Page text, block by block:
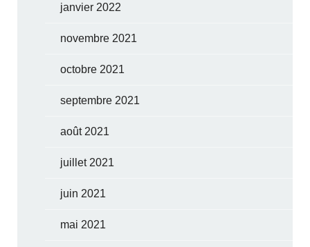
janvier 2022
novembre 2021
octobre 2021
septembre 2021
août 2021
juillet 2021
juin 2021
mai 2021